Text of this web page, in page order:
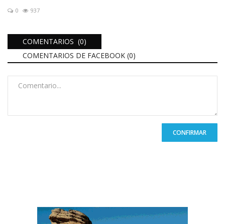
0 937
COMENTARIOS (0)
COMENTARIOS DE FACEBOOK (0)
CONFIRMAR